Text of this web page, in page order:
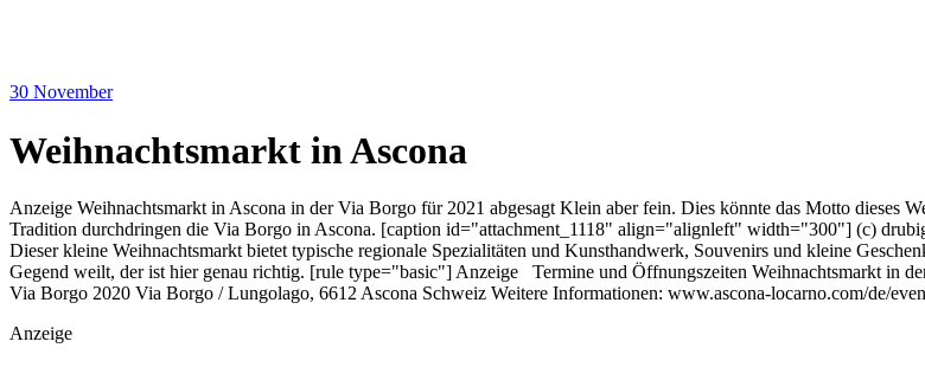
30 November
Weihnachtsmarkt in Ascona
Anzeige Weihnachtsmarkt in Ascona in der Via Borgo für 2021 abgesagt Klein aber fein. Dies könnte das Motto dieses
Tradition durchdringen die Via Borgo in Ascona. [caption id="attachment_1118" align="alignleft" width="300"] (c)
Dieser kleine Weihnachtsmarkt bietet typische regionale Spezialitäten und Kunsthandwerk, Souvenirs und kleine
Gegend weilt, der ist hier genau richtig. [rule type="basic"] Anzeige Termine und Öffnungszeiten Weihnachtsmarkt in
Via Borgo 2020 Via Borgo / Lungolago, 6612 Ascona Schweiz Weitere Informationen: www.ascona-locarno.com/de/
Anzeige